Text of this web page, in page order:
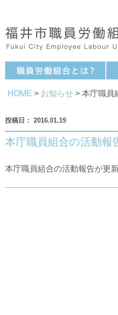
HOME > お知らせ > 本庁職員
2016.01.19
本庁職員組合の活動報
本庁職員組合の活動報告が更